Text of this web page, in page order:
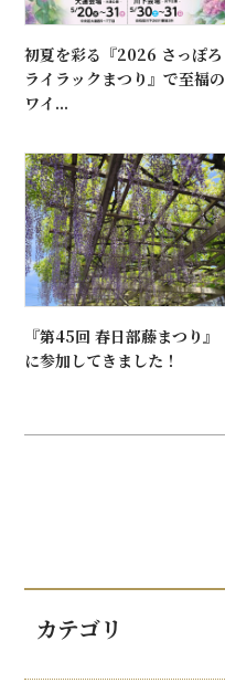
初夏を彩る『2026 さっぽろ
ライラックまつり』で至福の
ワイ...
『第45回 春日部藤まつり』
に参加してきました！
カテゴリ